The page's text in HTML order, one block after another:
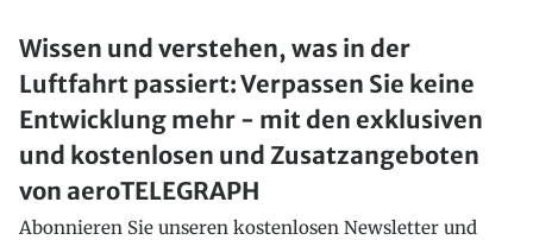
Wissen und verstehen, was in der
Luftfahrt passiert: Verpassen Sie keine
Entwicklung mehr - mit den exklusiven
und kostenlosen und Zusatzangeboten
von aeroTELEGRAPH
Abonnieren Sie unseren kostenlosen Newsletter und